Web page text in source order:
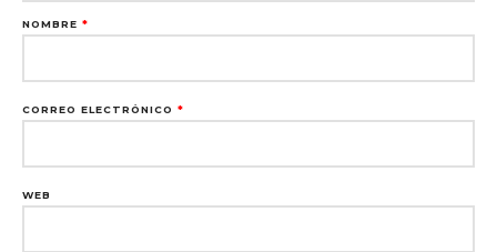
NOMBRE *
CORREO ELECTRÓNICO *
WEB